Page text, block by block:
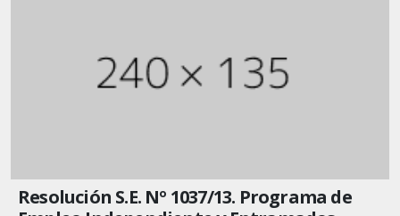
Resolución S.E. Nº 1037/13. Programa de